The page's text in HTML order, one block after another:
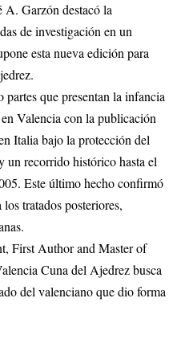
A. Garzón destacó la
de investigación en un
esta nueva edición para
que presentan la infancia
Valencia con la publicación
Italia bajo la protección del
recorrido histórico hasta el
Este último hecho confirmó
tratados posteriores,
First Author and Master of
Cuna del Ajedrez busca
del valenciano que dio forma